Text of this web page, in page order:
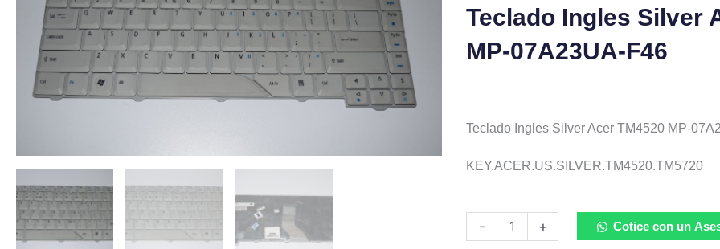
Teclado Ingles Silver
MP-07A23UA-F46
Teclado Ingles Silver Acer TM4520 MP-
KEY.ACER.US.SILVER.TM4520.TM5720
-
Ingles
+ Cotice con un